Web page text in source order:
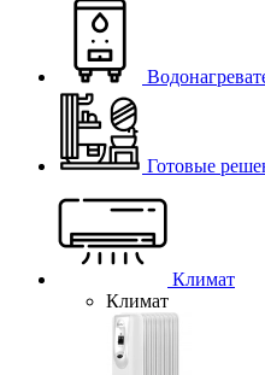
Готовые
Климат
Климат